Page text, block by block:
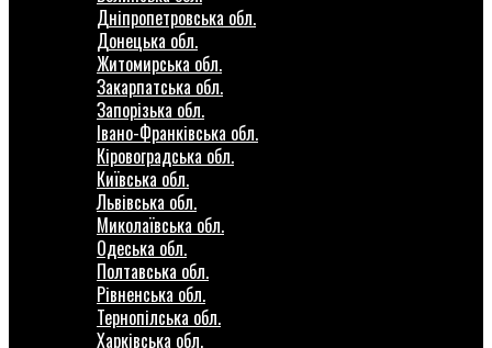
Дніпропетровська обл.
Донецька обл.
Житомирська обл.
Закарпатська обл.
Запорізька обл.
Івано-Франківська обл.
Кіровоградська обл.
Київська обл.
Львівська обл.
Миколаївська обл.
Одеська обл.
Полтавська обл.
Рівненська обл.
Тернопілська обл.
Харківська обл.